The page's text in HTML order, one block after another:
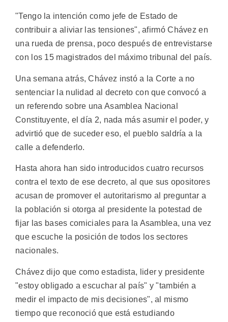
"Tengo la intención como jefe de Estado de
contribuir a aliviar las tensiones", afirmó Chávez en
una rueda de prensa, poco después de entrevistarse
con los 15 magistrados del máximo tribunal del país.
Una semana atrás, Chávez instó a la Corte a no
sentenciar la nulidad al decreto con que convocó a
un referendo sobre una Asamblea Nacional
Constituyente, el día 2, nada más asumir el poder, y
advirtió que de suceder eso, el pueblo saldría a la
calle a defenderlo.
Hasta ahora han sido introducidos cuatro recursos
contra el texto de ese decreto, al que sus opositores
acusan de promover el autoritarismo al preguntar a
la población si otorga al presidente la potestad de
fijar las bases comiciales para la Asamblea, una vez
que escuche la posición de todos los sectores
nacionales.
Chávez dijo que como estadista, lider y presidente
"estoy obligado a escuchar al país" y "también a
medir el impacto de mis decisiones", al mismo
tiempo que reconoció que está estudiando